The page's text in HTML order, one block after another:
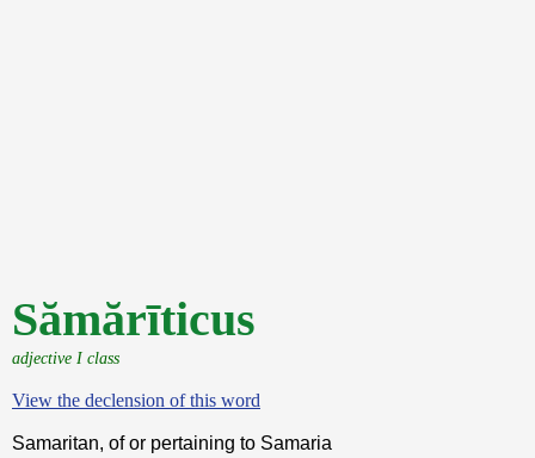
Sămărīticus
adjective I class
View the declension of this word
Samaritan, of or pertaining to Samaria